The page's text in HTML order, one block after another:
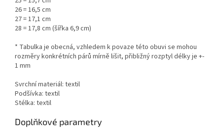
26 = 16,5 cm
27 = 17,1 cm
28 = 17,8 cm (šířka 6,9 cm)
* Tabulka je obecná, vzhledem k povaze této obuvi se mohou
rozměry konkrétních párů mírně lišit, přibližný rozptyl délky je +-
1 mm
Svrchní materiál: textil
Podšívka: textil
Stélka: textil
Doplňkové parametry